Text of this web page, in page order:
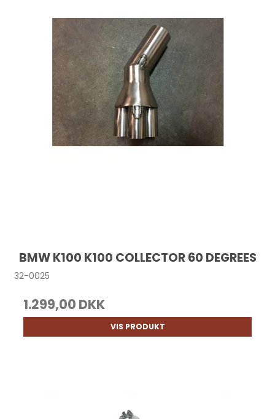
BMW K100 K100 COLLECTOR 60 DEGREES
32-0025
1.299,00 DKK
VIS PRODUKT